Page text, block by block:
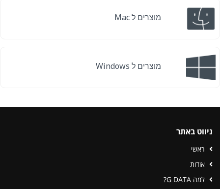
מוצרים ל Mac
מוצרים ל Windows
ניווט באתר
ראשי
אודות
למה G DATA?